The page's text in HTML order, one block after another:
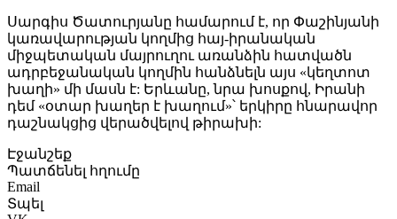
Սարգիս Ծատուրյանը համարում է, որ Փաշինյանի
կառավարության կողմից հայ-իրանական
միջպետական մայրուղու առանձին հատվածն
ադրբեջանական կողմին հանձնելն այս «կեղտոտ
խաղի» մի մասն է: Երևանը, նրա խոսքով, Իրանի
դեմ «օտար խաղեր է խաղում»՝ երկիրը հնարավոր
դաշնակցից վերածվելով թիրախի:
Էջանշեք
Պատճենել հղումը
Email
Տպել